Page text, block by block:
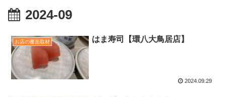
2024-09
お店の覆面取材 はま寿司【環八大鳥居店】
2024.09.29